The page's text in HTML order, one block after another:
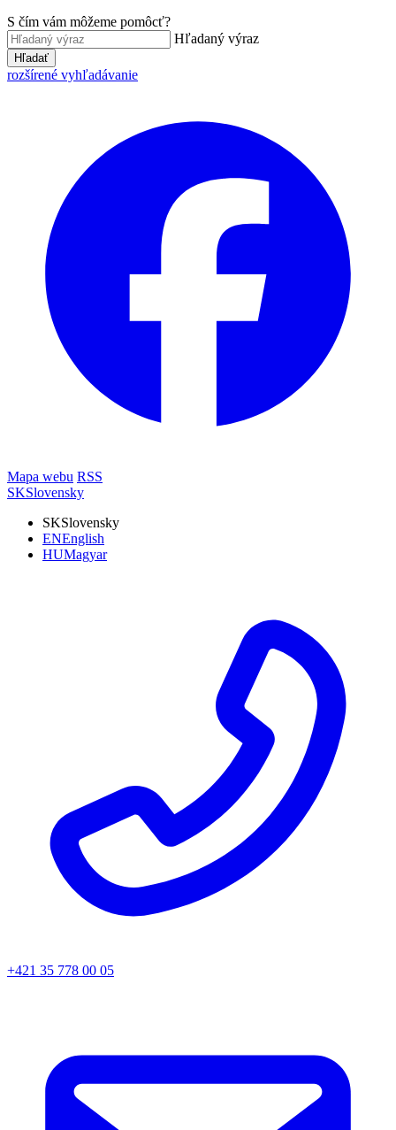
S čím vám môžeme pomôcť?
Hľadaný výraz
Hľadať
rozšírené vyhľadávanie
Mapa webu RSS
SKSlovensky
SKSlovensky
ENEnglish
HUMagyar
+421 35 778 00 05